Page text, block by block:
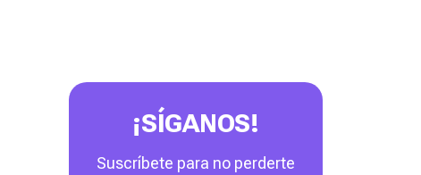
¡SÍGANOS!
Suscríbete para no perderte